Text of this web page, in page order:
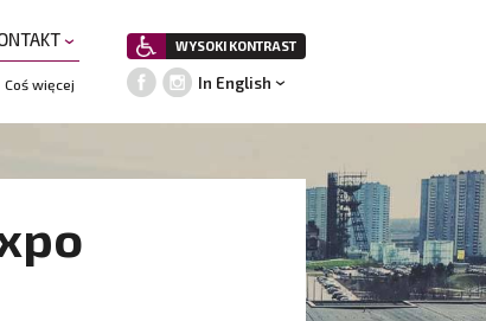
Coś więcej
WYSOKI KONTRAST
In English